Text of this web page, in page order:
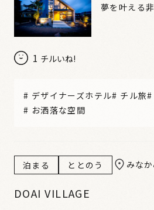
1 チルいね!
夢を叶える
# デザイナーズホテル# チル旅#
# お洒落な空間
泊まる ととのう みな
DOAI VILLAGE